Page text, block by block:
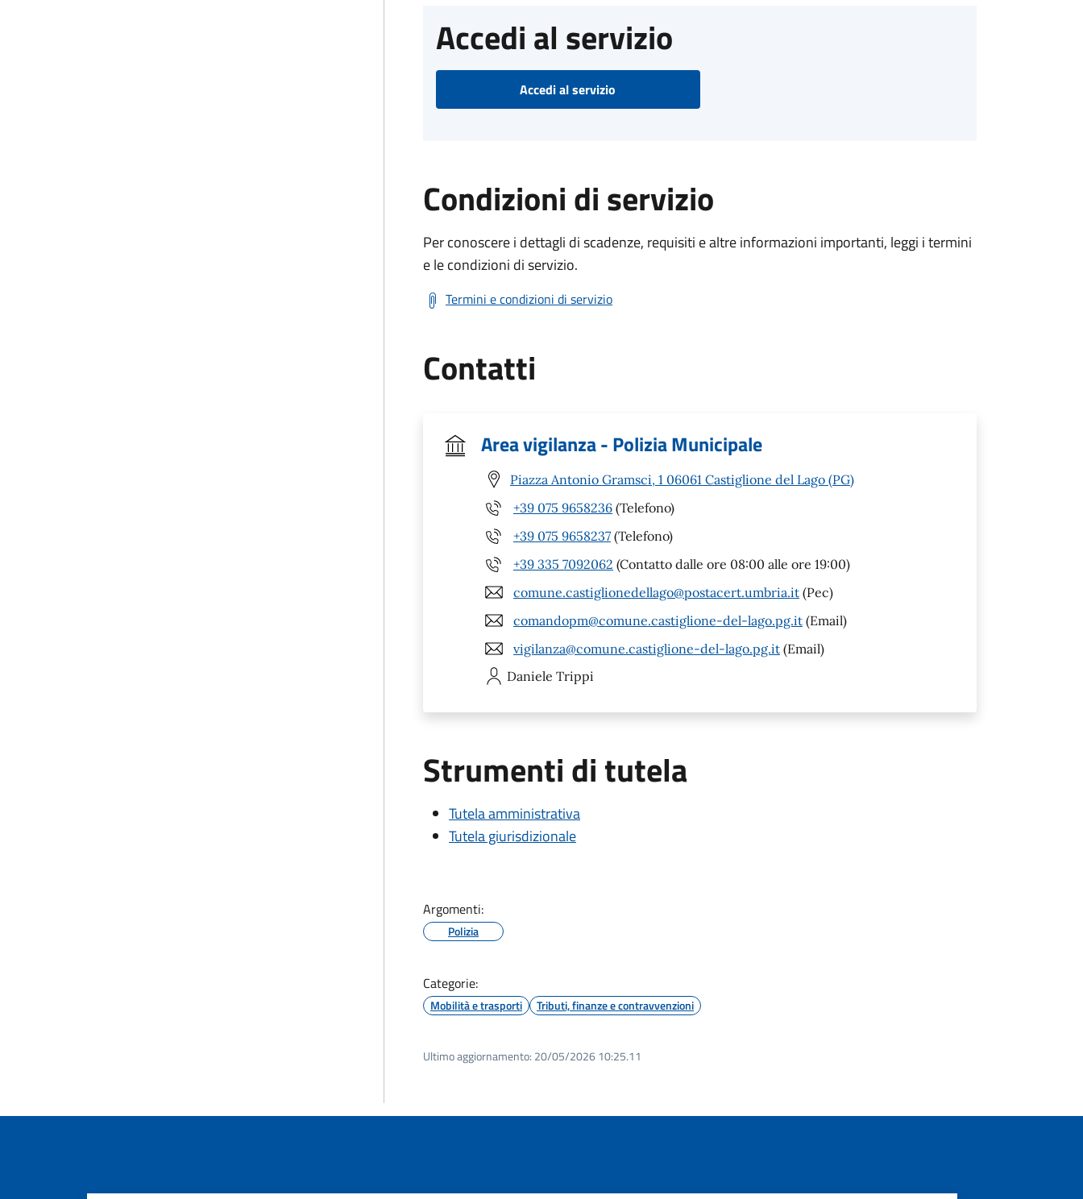
Accedi al servizio
Accedi al servizio
Condizioni di servizio
Per conoscere i dettagli di scadenze, requisiti e altre informazioni importanti, leggi i termini
e le condizioni di servizio.
Termini e condizioni di servizio
Contatti
Area vigilanza - Polizia Municipale
Piazza Antonio Gramsci, 1 06061 Castiglione del Lago (PG)
+39 075 9658236 (Telefono)
+39 075 9658237 (Telefono)
+39 335 7092062 (Contatto dalle ore 08:00 alle ore 19:00)
comune.castiglionedellago@postacert.umbria.it (Pec)
comandopm@comune.castiglione-del-lago.pg.it (Email)
vigilanza@comune.castiglione-del-lago.pg.it (Email)
Daniele Trippi
Strumenti di tutela
Tutela amministrativa
Tutela giurisdizionale
Argomenti:
Polizia
Categorie:
Mobilità e trasporti Tributi, finanze e contravvenzioni
Ultimo aggiornamento: 20/05/2026 10:25.11